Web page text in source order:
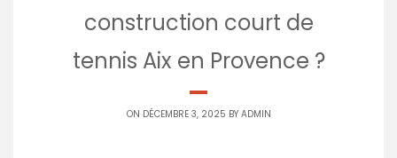
construction court de
tennis Aix en Provence ?
ON DÉCEMBRE 3, 2025 BY ADMIN